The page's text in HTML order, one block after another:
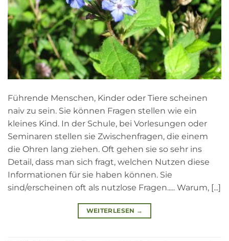
Führende Menschen, Kinder oder Tiere scheinen
naiv zu sein. Sie können Fragen stellen wie ein
kleines Kind. In der Schule, bei Vorlesungen oder
Seminaren stellen sie Zwischenfragen, die einem
die Ohren lang ziehen. Oft gehen sie so sehr ins
Detail, dass man sich fragt, welchen Nutzen diese
Informationen für sie haben können. Sie
sind/erscheinen oft als nutzlose Fragen..... Warum, [...]
WEITERLESEN →